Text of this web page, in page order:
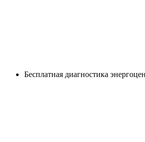
Бесплатная диагностика